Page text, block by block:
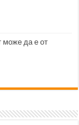
може да е от